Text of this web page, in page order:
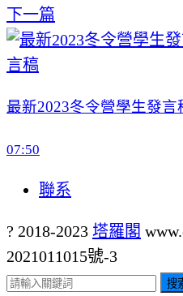
下一篇
最新2023冬令營學生發
07:50
聯系
? 2018-2023 塔羅閣
2021011015號-3
搜